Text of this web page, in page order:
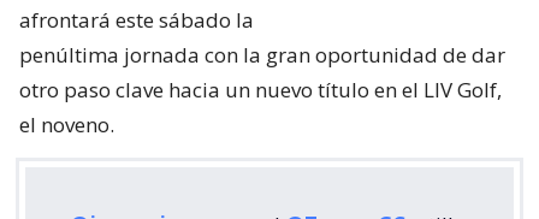
afrontará este sábado la
penúltima jornada con la gran oportunidad de dar
otro paso clave hacia un nuevo título en el LIV Golf,
el noveno.